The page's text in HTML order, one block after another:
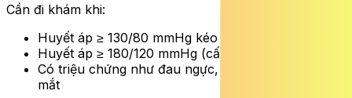
Cần đi khám khi:
Huyết áp ≥ 130/80 mmHg kéo dài
Huyết áp ≥ 180/120 mmHg (cấp cứu)
Có triệu chứng như đau ngực, đau đầu dữ dội, mờ
mắt